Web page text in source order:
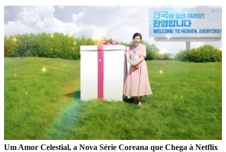
Um Amor Celestial, a Nova Série Coreana que Chega à Netflix